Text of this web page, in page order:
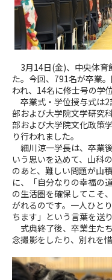
3月14日(金)、中央体育
た。今回、791名が卒業
われ、14名に修士号の学
卒業式・学位授与式は2
部および大学院文学研究
部および大学院文化政策
り行われました。
細川涼一学長は、卒業
いう思いを込めて、山科
のあと、難しい問題が山
に、「自分なりの幸福の
の生活圏を確保してこそ
がれるのです。一人ひと
ちます」という言葉を送り
式典終了後、卒業生た
念撮影をしたり、別れを